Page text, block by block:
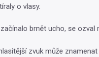
o vlasy.
brnět ucho, se ozval
zvuk může